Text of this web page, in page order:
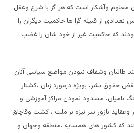
معلوم وآشکار است که هر گز با شرع وعقل
از قبیله گرا ها حاکمیت دیگران را
که حاکمیت غیر از خود شان را غضب
طالبان وشفاف نبودن مواضع سیاسی آنان
بشر، بویژه درمورد زنان ،کشتار
بامیان، مسدود نمودن مراکز آموزشی و
وعقاید بازور سر نیزه بر ملت ، کشت وقاچاق
که کشور های همسایه ،منطقه وجهان و